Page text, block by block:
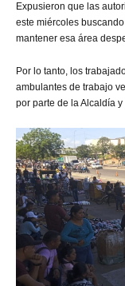
Expusieron que las
este miércoles
mantener esa área
Por lo tanto, los
ambulantes de trabajo
por parte de la Alcaldía